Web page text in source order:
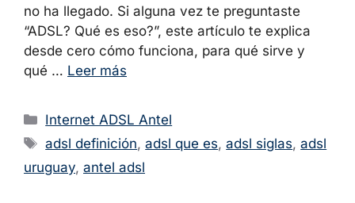
no ha llegado. Si alguna vez te preguntaste
“ADSL? Qué es eso?”, este artículo te explica
desde cero cómo funciona, para qué sirve y
qué … Leer más
Categorías
Internet ADSL Antel
Etiquetas
adsl definición,adsl que es,adsl siglas,adsl
uruguay, antel adsl